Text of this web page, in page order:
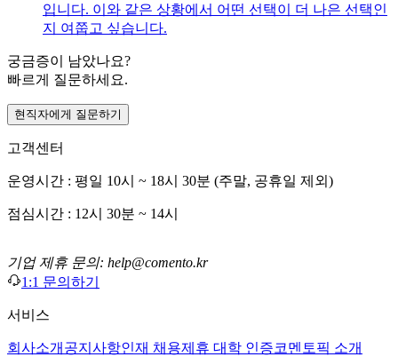
입니다. 이와 같은 상황에서 어떤 선택이 더 나은 선택인
지 여쭙고 싶습니다.
궁금증이 남았나요?
빠르게 질문하세요.
현직자에게 질문하기
고객센터
운영시간 : 평일 10시 ~ 18시 30분 (주말, 공휴일 제외)
점심시간 : 12시 30분 ~ 14시
기업 제휴 문의: help@comento.kr
1:1 문의하기
서비스
회사소개 공지사항인재 채용제휴 대학 인증코멘토픽 소개